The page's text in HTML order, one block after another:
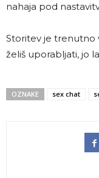
nahaja pod
Storitev je trenutno
želiš uporabljati, jo
OZNAKE sex chat